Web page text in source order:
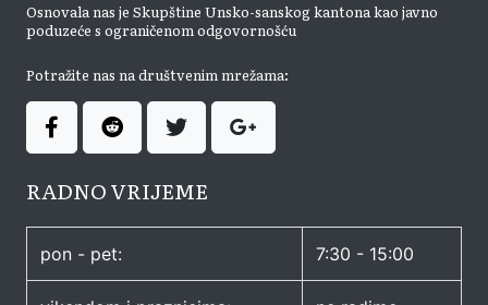
Osnovala nas je Skupštine Unsko-sanskog kantona kao javno
poduzeće s ograničenom odgovornošću
Potražite nas na društvenim mrežama:
RADNO VRIJEME
pon - pet: 7:30 - 15:00